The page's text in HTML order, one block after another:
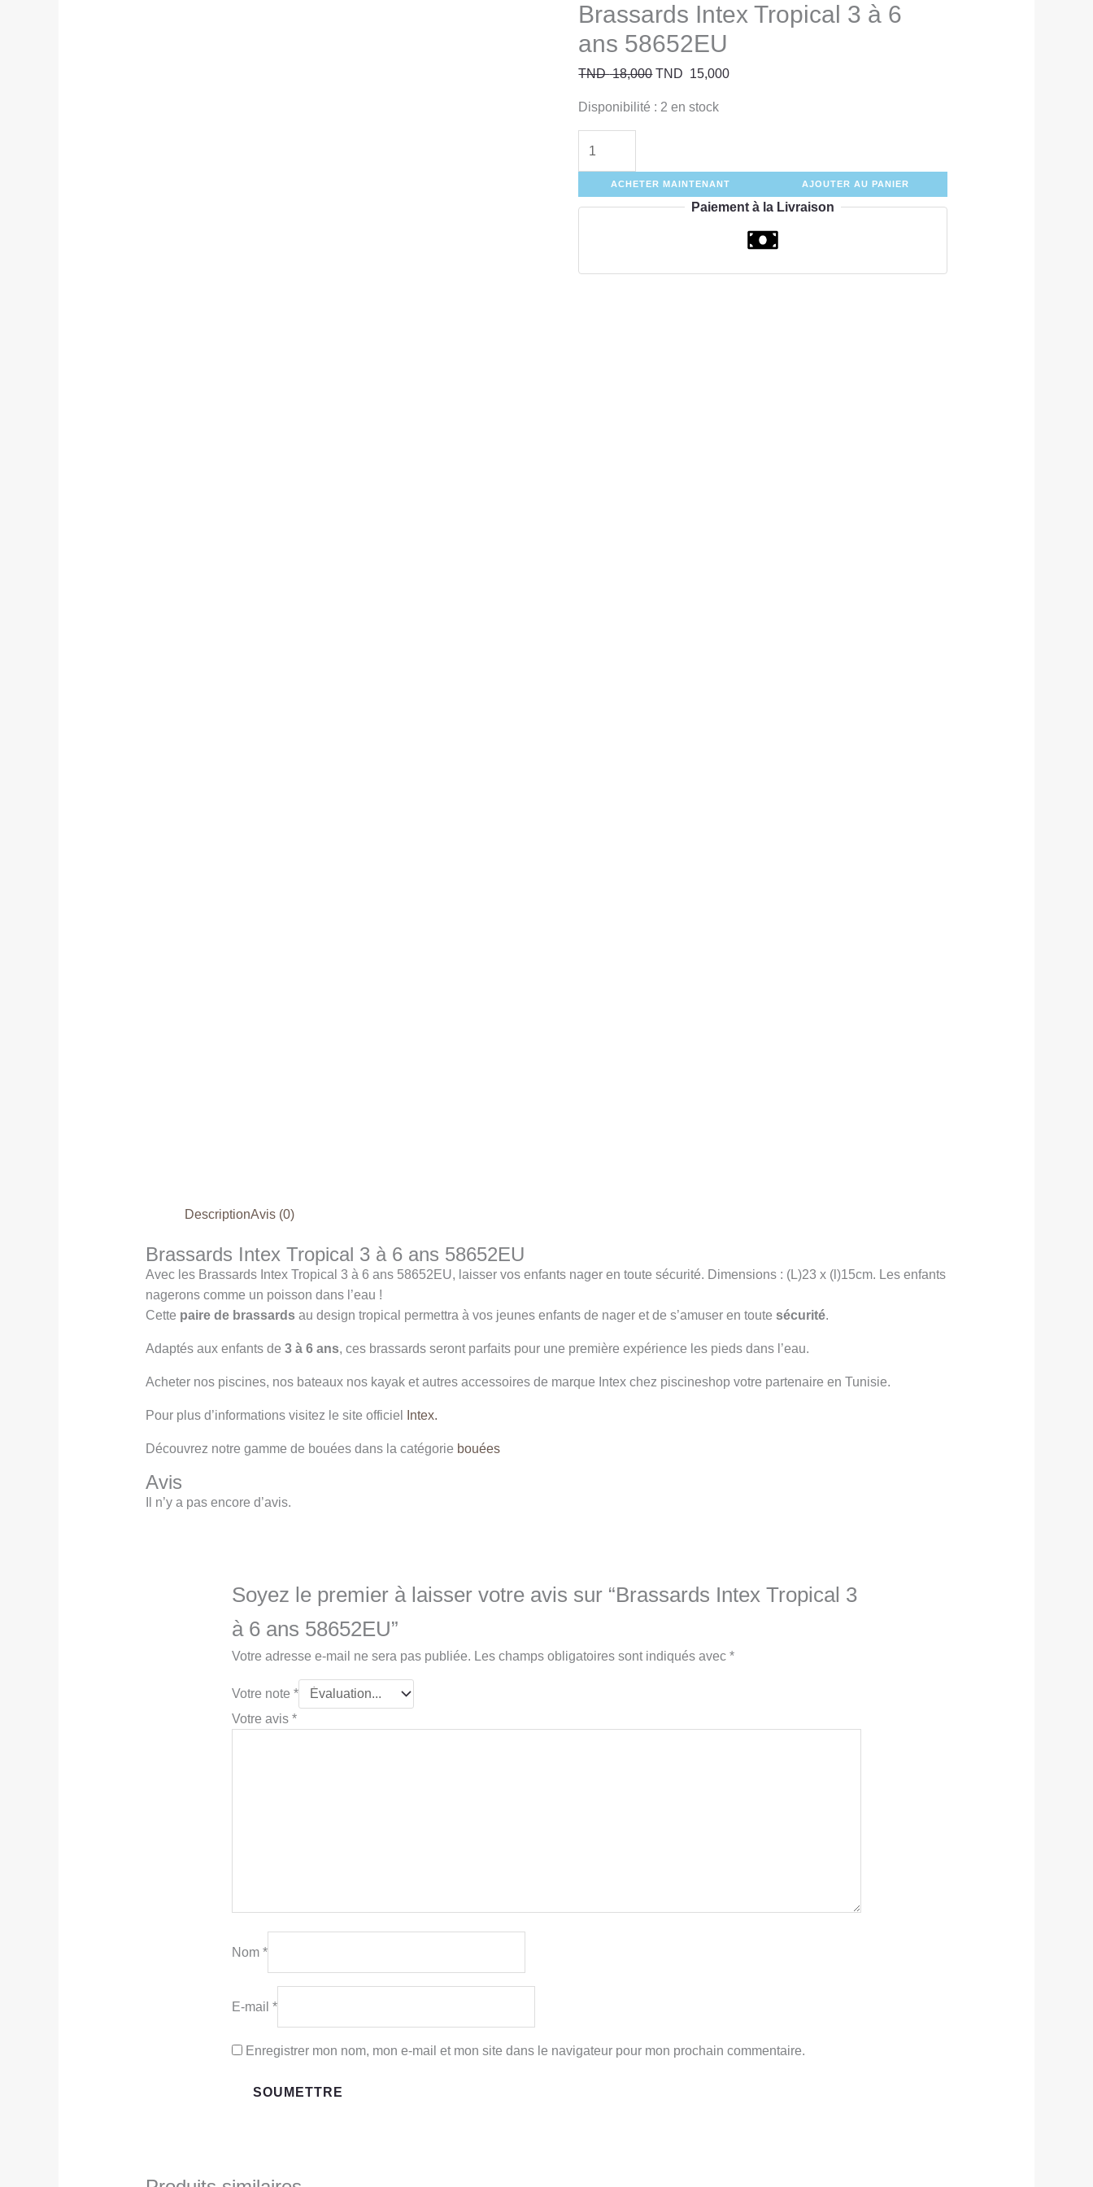
Brassards Intex Tropical 3 à 6
ans 58652EU
TND18,000 TND 15,000
Disponibilité : 2 en stock
ACHETER MAINTENANT AJOUTER AU PANIER
Paiement à la Livraison
DescriptionAvis (0)
Brassards Intex Tropical 3 à 6 ans 58652EU
Avec les Brassards Intex Tropical 3 à 6 ans 58652EU, laisser vos enfants nager en toute sécurité. Dimensions : (L)23 x (l)15cm. Les enfants
nagerons comme un poisson dans l’eau !
Cette paire de brassardsau design tropical permettra à vos jeunes enfants de nager et de s’amuser en toute sécurité.
Adaptés aux enfants de 3 à 6 ans, ces brassards seront parfaits pour une première expérience les pieds dans l’eau.
Acheter nos piscines, nos bateaux nos kayak et autres accessoires de marque Intex chez piscineshop votre partenaire en Tunisie.
Pour plus d’informations visitez le site officiel Intex.
Découvrez notre gamme de bouées dans la catégorie bouées
Avis
Il n’y a pas encore d’avis.
Soyez le premier à laisser votre avis sur “Brassards Intex Tropical 3
à 6 ans 58652EU”
Votre adresse e-mail ne sera pas publiée. Les champs obligatoires sont indiqués avec*
Votre note*
Votre avis*
Nom*
E-mail*
Enregistrer mon nom, mon e-mail et mon site dans le navigateur pour mon prochain commentaire.